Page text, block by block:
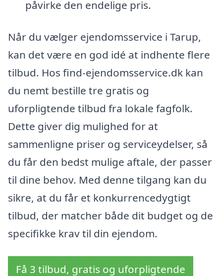
påvirke den endelige pris.
Når du vælger ejendomsservice i Tarup,
kan det være en god idé at indhente flere
tilbud. Hos find-ejendomsservice.dk kan
du nemt bestille tre gratis og
uforpligtende tilbud fra lokale fagfolk.
Dette giver dig mulighed for at
sammenligne priser og serviceydelser, så
du får den bedst mulige aftale, der passer
til dine behov. Med denne tilgang kan du
sikre, at du får et konkurrencedygtigt
tilbud, der matcher både dit budget og de
specifikke krav til din ejendom.
Få 3 tilbud, gratis og uforpligtende